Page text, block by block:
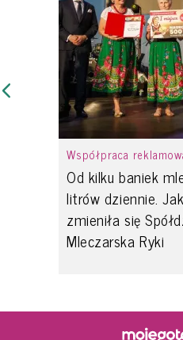
Współpraca
Od kilku baniek
litrów dziennie.
zmieniła się
Mleczarska Ryki